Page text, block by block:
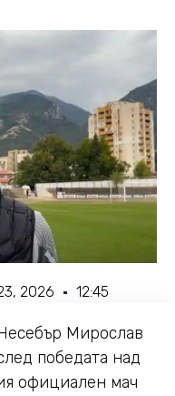
2026 12:45
Мирослав
победата над
официален мач